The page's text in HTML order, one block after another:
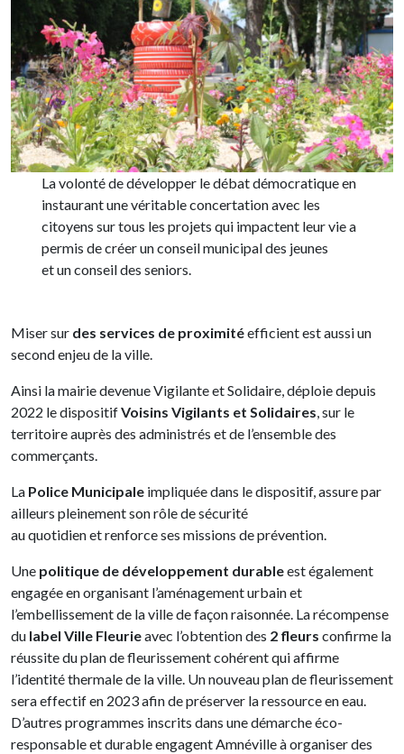
La volonté de développer le débat démocratique en
instaurant une véritable concertation avec les
citoyens sur tous les projets qui impactent leur vie a
permis de créer un conseil municipal des jeunes
et un conseil des seniors.
Miser sur des services de proximitéefficient est aussi un
second enjeu de la ville.
Ainsi la mairie devenue Vigilante et Solidaire, déploie depuis
2022 le dispositifVoisins Vigilants et Solidaires, sur le
territoire auprès des administrés et de l’ensemble des
commerçants.
La Police Municipale impliquée dans le dispositif, assure par
ailleurs pleinement son rôle de sécurité
au quotidien et renforce ses missions de prévention.
Une politique de développement durableest également
engagée en organisant l’aménagement urbain et
l’embellissement de la ville de façon raisonnée. La récompense
du label Ville Fleurieavec l’obtention des 2 fleurs confirme la
réussite du plan de fleurissement cohérent qui affirme
l’identité thermale de la ville. Un nouveau plan de fleurissement
sera effectif en 2023 afin de préserver la ressource en eau.
D’autres programmes inscrits dans une démarche éco-
responsable et durable engagent Amnéville à organiser des